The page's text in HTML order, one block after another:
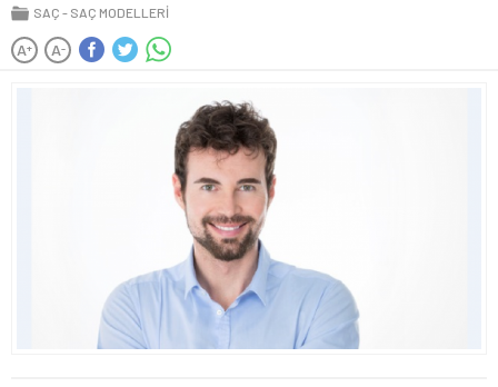
SAÇ SAÇ MODELLERI
A+ A-